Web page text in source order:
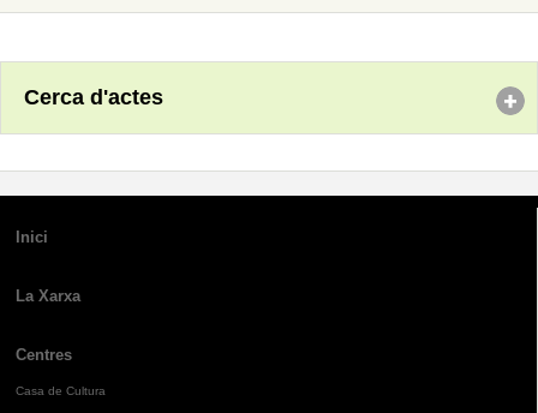
Cerca d'actes
Inici
La Xarxa
Centres
Casa de Cultura